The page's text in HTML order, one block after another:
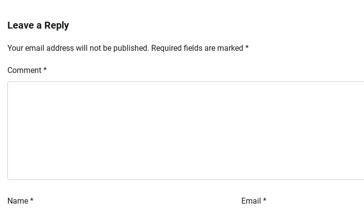
Leave a Reply
Your email address will not be published. Required fields are marked *
Comment *
Name * Email *